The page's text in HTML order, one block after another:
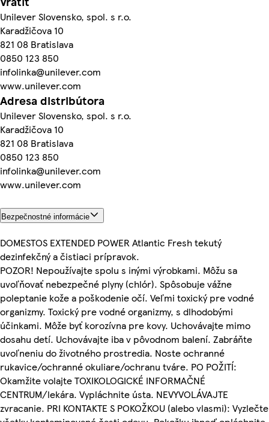
Unilever Slovensko, spol. s r.o.
Karadžičova 10
821 08 Bratislava
0850 123 850
infolinka@unilever.com
www.unilever.com
Adresa distribútora
Unilever Slovensko, spol. s r.o.
Karadžičova 10
821 08 Bratislava
0850 123 850
infolinka@unilever.com
www.unilever.com
Bezpečnostné informácie
DOMESTOS EXTENDED POWER Atlantic Fresh tekutý
dezinfekčný a čistiaci prípravok.
POZOR! Nepoužívajte spolu s inými výrobkami. Môžu sa
uvoľňovať nebezpečné plyny (chlór). Spôsobuje vážne
poleptanie kože a poškodenie očí. Veľmi toxický pre vodné
organizmy. Toxický pre vodné organizmy, s dlhodobými
účinkami. Môže byť korozívna pre kovy. Uchovávajte mimo
dosahu detí. Uchovávajte iba v pôvodnom balení. Zabráňte
uvoľneniu do životného prostredia. Noste ochranné
rukavice/ochranné okuliare/ochranu tváre. PO POŽITÍ:
Okamžite volajte TOXIKOLOGICKÉ INFORMAČNÉ
CENTRUM/lekára. Vypláchnite ústa. NEVYVOLÁVAJTE
zvracanie. PRI KONTAKTE S POKOŽKOU (alebo vlasmi): Vyzlečte